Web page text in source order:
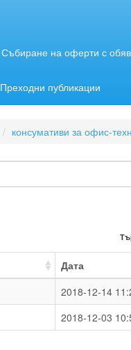
Събиране на оферти с
Преходни публикации
консумативи за офис-
Дата
2018-12-14
2018-12-03